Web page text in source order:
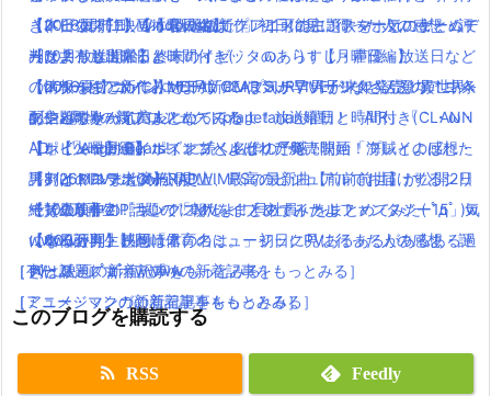
【本日公開】映画「君の名は。」初日に見に行った人の感想・評
判は？
【dカード】ポインコ11月新CMは気が早いサンタさん登場！中条
あやみちゃんも美人になってる！
【ポインコ動画】ポインコとよばれた鳥！映画「海賊とよばれた
男」とのコラボCM公開！
【その１】ZIP話題の「朝だよ！貝社員」をまとめてみた( ﾟдﾟ )w
wwwww
［TV・映画の新着記事をもっとみる］
【メビウスFF】Windows版でプレイ可能に！スマホとのゲームデ
ータ共有も出来るよ！
【メタルギア新作】METAL GEAR SURVIVEが来年発売！異世界×
ゾンビでサバイバル！
【レビュー】テイルズオブベルセリア発売開始！プレイの感想・
評判は？PVまとめ有り！
絶賛上映中の「キングスグレイブ ファイナルファンタジー15」気
になる評判・感想は？
［ゲーム・スマホアプリの新着記事をもっとみる］
き(｀・ω・´)！【木曜日編】
【10月放送開始】終末のイゼッタのあらすじ・声優・放送日など
の情報をまとめてみたよ！
配信×劇場の新プロジェクトplanetarian始動！「AIR」「CLANN
AD」「Angel Beats!」に続く名作の予感！
「アイドルマスター」史上、最高のビジュアルでお届けするシリ
ーズ最新作！
【本日公開】映画「君の名は。」初日に見に行った人の感想・評
判は？
［アニメ・マンガの新着記事をもっとみる］
【2016夏アニソン】話題の新作アニメの主題歌を一気にまとめて
みたよ！放送曜日と時間付き(｀・ω・´)！【月曜日編】
【2016夏アニソン】サーヴァンプ・チア男子!!など話題のアニメ
の主題歌を一気にまとめてみたよ！放送曜日と時間付き(｀・ω・
´)！【火曜日編】
【8/26Mステ出演】RADWIMPSの最新曲【前前前世】が公開2日
で100万再生！ついでにMVをまとめてみたよ！
【600万再生】岡崎体育のミュージックPVあるあるがあるある過
ぎと話題( ﾟдﾟ )wwww
［ミュージックの新着記事をもっとみる］
このブログを購読する
RSS Feedly